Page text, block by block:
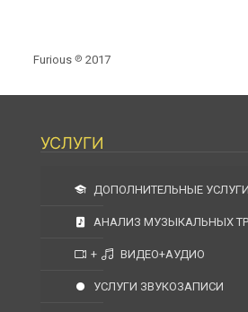
Furious ℗ 2017
УСЛУГИ
ДОПОЛНИТЕЛЬНЫЕ УСЛУГИ
АНАЛИЗ МУЗЫКАЛЬНЫХ
+ ВИДЕО+АУДИО
УСЛУГИ ЗВУКОЗАПИСИ